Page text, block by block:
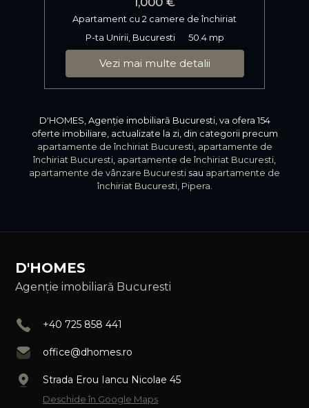
Apartament cu 2 camere de închiriat
P-ta Unirii, Bucuresti
50.4 mp
Vezi mai multe detalii
D'HOMES, Agenție imobiliară Bucuresti, va ofera 154
oferte imobiliare, actualizate la zi, din categorii precum
apartamente de închiriat Bucuresti, apartamente de
închiriat Bucuresti apartamente de închiriat Bucuresti
apartamente de vânzare Bucuresti sau apartamente de
închiriat Bucuresti, Pipera
D'HOMES
Agenție imobiliară Bucuresti
+40 725 858 441
office@dhomes.ro
Strada Erou Iancu Nicolae 45
Deschide în Google Maps